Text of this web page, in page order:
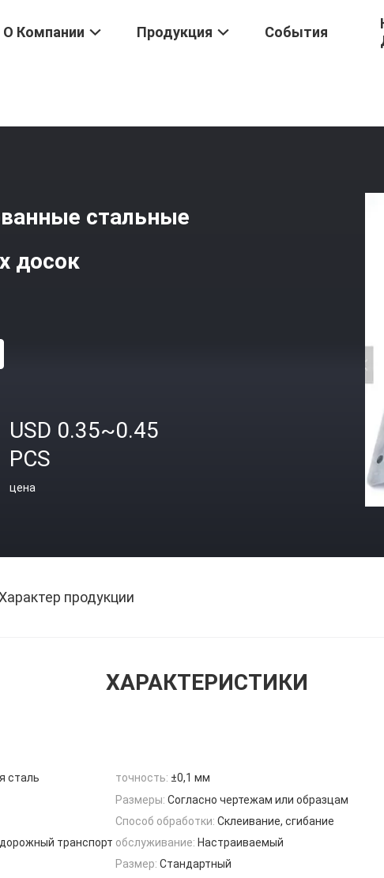
О Компании Продукция События
стальные
досок
USD 0.35~0.45
PCS
цена
продукции
ХАРАКТЕРИСТИКИ
сталь точность: ±0,1 мм
Размеры: Согласно чертежам или образцам
Способ обработки: Склеивание, сгибание
транспорт обслуживание: Настраиваемый
Размер: Стандартный